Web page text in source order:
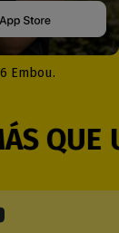
Embou.
QUE